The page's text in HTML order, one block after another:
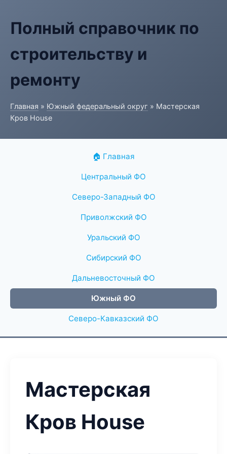
Полный справочник по
строительству и
ремонту
Главная » Южный федеральный округ » Мастерская
Кров House
🏠 Главная
Центральный ФО
Северо-Западный ФО
Приволжский ФО
Уральский ФО
Сибирский ФО
Дальневосточный ФО
Южный ФО
Северо-Кавказский ФО
Мастерская
Кров House